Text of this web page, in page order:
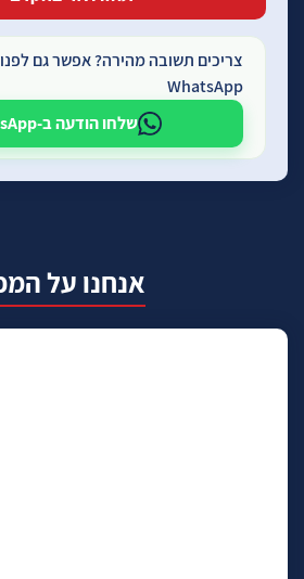
צריכים תשובה מהירה? אפשר גם
WhatsApp
שלחו הודעה ב-WhatsApp
אנחנו על